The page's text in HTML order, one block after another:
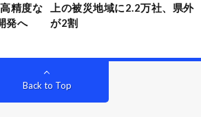
精度な
発へ
上の被災地域に2.2万社、県外
が2割
Back to Top